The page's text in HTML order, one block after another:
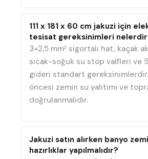
111 x 181 x 60 cm jakuzi için
tesisat gereksinimleri
3×2,5 mm² sigortalı hat, kaçak
sıcak-soğuk su stop valfleri ve
gideri standart
öncesi zemin su yalıtımı ve
doğrulanmalıdır.
Jakuzi satın alırken banyo
hazırlıklar yapılmalıdır?